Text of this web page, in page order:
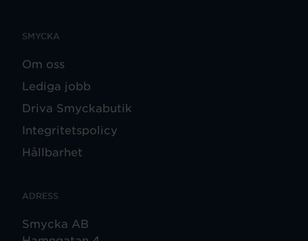
SMYCKA
Om oss
Lediga jobb
Driva Smyckabutik
Integritetspolicy
Hållbarhet
ADRESS
Smycka AB